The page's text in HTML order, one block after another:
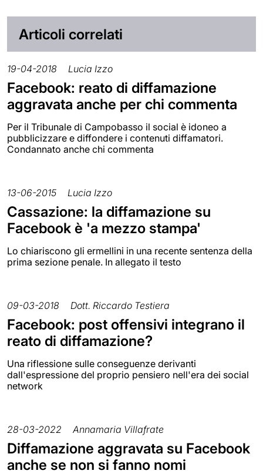
Articoli correlati
19-04-2018 Lucia Izzo
Facebook: reato di diffamazione
aggravata anche per chi commenta
Per il Tribunale di Campobasso il social è idoneo a
pubblicizzare e diffondere i contenuti diffamatori.
Condannato anche chi commenta
13-06-2015 Lucia Izzo
Cassazione: la diffamazione su
Facebook è 'a mezzo stampa'
Lo chiariscono gli ermellini in una recente sentenza della
prima sezione penale. In allegato il testo
09-03-2018 Dott. Riccardo Testiera
Facebook: post offensivi integrano il
reato di diffamazione?
Una riflessione sulle conseguenze derivanti
dall'espressione del proprio pensiero nell'era dei social
network
28-03-2022 Annamaria Villafrate
Diffamazione aggravata su Facebook
anche se non si fanno nomi